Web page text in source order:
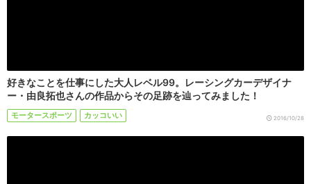
好きなことを仕事にした大人レベル99。レーシングカーデザイナ
ー・由良拓也さんの作品からその足跡を辿ってみました！
モータースポーツ カッコいい 2016/10/28